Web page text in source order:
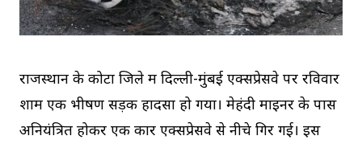
राजस्थान के कोटा जिले में दिल्ली-मुंबई एक्सप्रेसवे पर रविवार
शाम एक भीषण सड़क हादसा हो गया। मेहंदी माइनर के पास
अनियंत्रित होकर एक कार एक्सप्रेसवे से नीचे गिर गई। इस